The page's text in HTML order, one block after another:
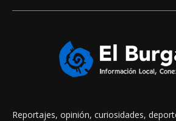
Reportajes, opinión, curiosidades,